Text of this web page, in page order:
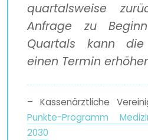
quartalsweise
Anfrage zu
Quartals kann
einen Termin
– Kassenärztliche
Punkte-Programm
2030